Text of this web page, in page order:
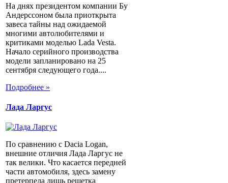
На днях президентом компании Бу
Андерссоном была приоткрыта
завеса тайны над ожидаемой
многими автолюбителями и
критиками моделью Lada Vesta.
Начало серийного производства
модели запланировано на 25
сентября следующего года....
Подробнее »
Лада Ларгус
По сравнению с Dacia Logan,
внешние отличия Лада Ларгус не
так велики. Что касается передней
части автомобиля, здесь замену
претерпела лишь решетка